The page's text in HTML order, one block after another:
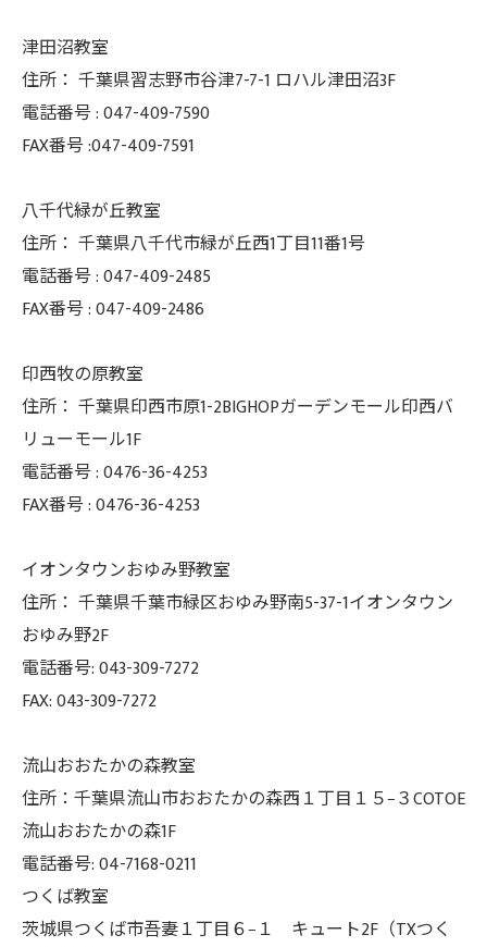
津田沼教室
住所： 千葉県習志野市谷津7-7-1 ロハル津田沼3F
電話番号 :047-409-7590
FAX番号 :047-409-7591
八千代緑が丘教室
住所： 千葉県八千代市緑が丘西1丁目11番1号
電話番号 :047-409-2485
FAX番号 :047-409-2486
印西牧の原教室
住所： 千葉県印西市原1-2BIGHOPガーデンモール印西バ
リューモール1F
電話番号 :0476-36-4253
FAX番号 :0476-36-4253
イオンタウンおゆみ野教室
住所： 千葉県千葉市緑区おゆみ野南5-37-1イオンタウン
おゆみ野2F
電話番号: 043-309-7272
FAX: 043-309-7272
流山おおたかの森教室
住所：千葉県流山市おおたかの森西１丁目１５−３COTOE
流山おおたかの森1F
電話番号: 04-7168-0211
つくば教室
茨城県つくば市吾妻１丁目６−１ キュート2F（TXつく